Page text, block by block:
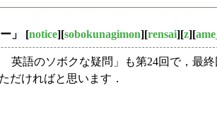
」 [notice][sobokunagimon][rensai][z][
語のソボクな疑問」も第24回で，最
だければと思います．